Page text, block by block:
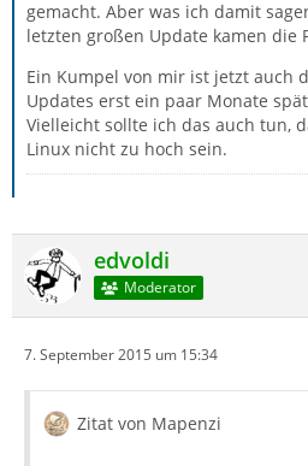
gemacht. Aber was ich damit
letzten großen Update kamen die
Ein Kumpel von mir ist jetzt auch
Updates erst ein paar Monate
Vielleicht sollte ich das auch tun,
Linux nicht zu hoch sein.
edvoldi
Moderator
7. September 2015 um 15:34
Zitat von Mapenzi